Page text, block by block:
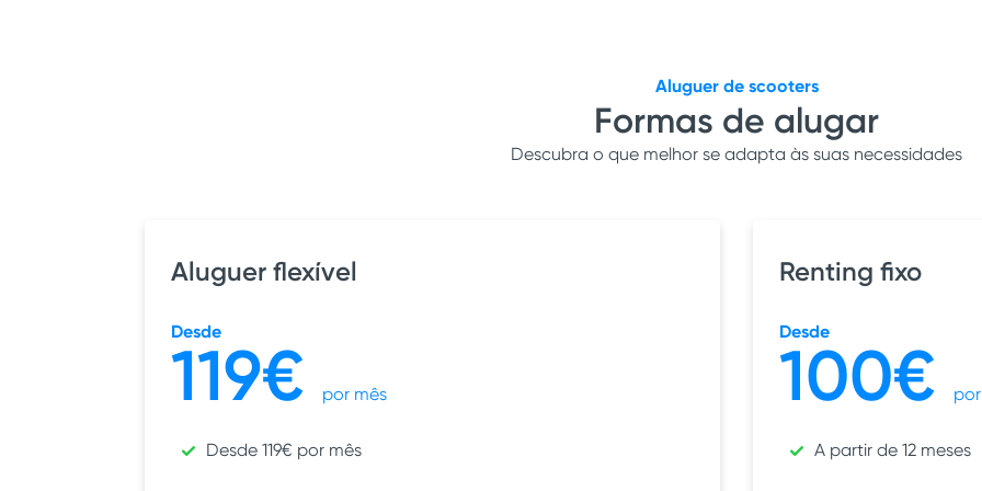
Aluguer de scooters
Formas de alugar
Descubra o que melhor se adapta às suas necessidades
Aluguer flexível
Desde
119€ por mês
Desde 119€ por mês
Renting fixo
Desde
100€
A partir de 12 meses